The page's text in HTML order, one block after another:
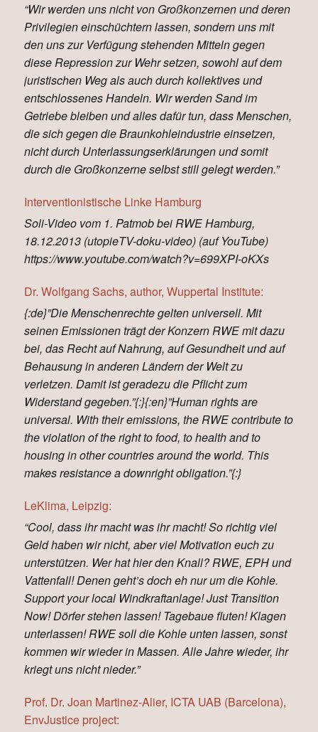
“Wir werden uns nicht von Großkonzernen und deren
Privilegien einschüchtern lassen, sondern uns mit
den uns zur Verfügung stehenden Mitteln gegen
diese Repression zur Wehr setzen, sowohl auf dem
juristischen Weg als auch durch kollektives und
entschlossenes Handeln. Wir werden Sand im
Getriebe bleiben und alles dafür tun, dass Menschen,
die sich gegen die Braunkohleindustrie einsetzen,
nicht durch Unterlassungserklärungen und somit
durch die Großkonzerne selbst still gelegt werden.”
Interventionistische Linke Hamburg
Soli-Video vom 1. Patmob bei RWE Hamburg,
18.12.2013 (utopieTV-doku-video) (auf YouTube)
https://www.youtube.com/watch?v=699XPI-oKXs
Dr. Wolfgang Sachs, author, Wuppertal Institute:
{:de}”Die Menschenrechte gelten universell. Mit
seinen Emissionen trägt der Konzern RWE mit dazu
bei, das Recht auf Nahrung, auf Gesundheit und auf
Behausung in anderen Ländern der Welt zu
verletzen. Damit ist geradezu die Pflicht zum
Widerstand gegeben.”{:}{:en}”Human rights are
universal. With their emissions, the RWE contribute to
the violation of the right to food, to health and to
housing in other countries around the world. This
makes resistance a downright obligation.”{:}
LeKlima, Leipzig:
“Cool, dass ihr macht was ihr macht! So richtig viel
Geld haben wir nicht, aber viel Motivation euch zu
unterstützen. Wer hat hier den Knall? RWE, EPH und
Vattenfall! Denen geht’s doch eh nur um die Kohle.
Support your local Windkraftanlage! Just Transition
Now! Dörfer stehen lassen! Tagebaue fluten! Klagen
unterlassen! RWE soll die Kohle unten lassen, sonst
kommen wir wieder in Massen. Alle Jahre wieder, ihr
kriegt uns nicht nieder.”
Prof. Dr. Joan Martinez-Alier, ICTA UAB (Barcelona),
EnvJustice project: